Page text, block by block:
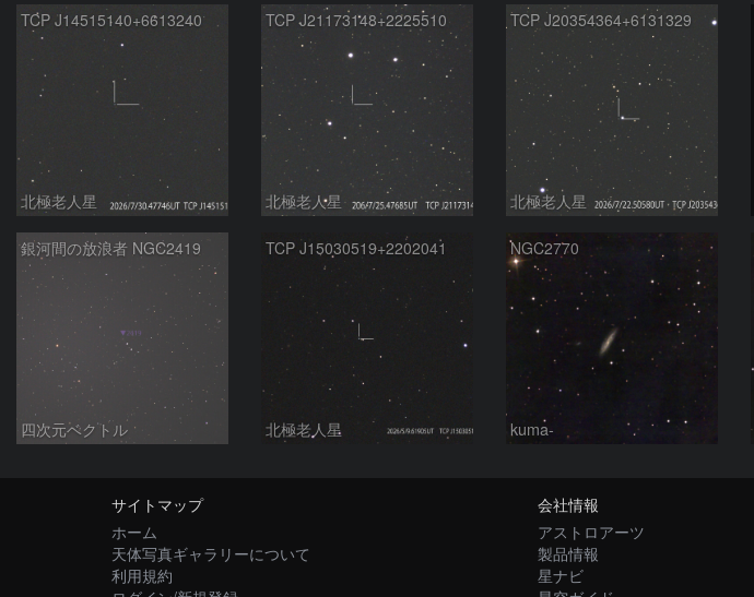
TCP J14515140+6613240
北極老人星
TCP J21173148+2225510
北極老人星
TCP J20354364+6131329
北極老人星
銀河間の放浪者 NGC2419
四次元ベクトル
TCP J15030519+2202041
北極老人星
NGC2770
kuma-
サイトマップ
ホーム
天体写真ギャラリーについて
利用規約
会社情報
アストロアーツ
製品情報
星ナビ